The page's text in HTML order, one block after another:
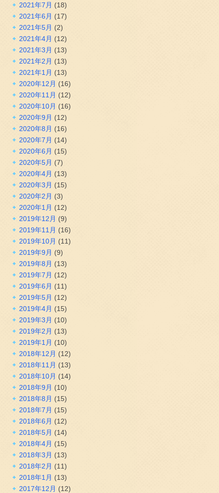
2021年7月 (18)
2021年6月 (17)
2021年5月 (2)
2021年4月 (12)
2021年3月 (13)
2021年2月 (13)
2021年1月 (13)
2020年12月 (16)
2020年11月 (12)
2020年10月 (16)
2020年9月 (12)
2020年8月 (16)
2020年7月 (14)
2020年6月 (15)
2020年5月 (7)
2020年4月 (13)
2020年3月 (15)
2020年2月 (3)
2020年1月 (12)
2019年12月 (9)
2019年11月 (16)
2019年10月 (11)
2019年9月 (9)
2019年8月 (13)
2019年7月 (12)
2019年6月 (11)
2019年5月 (12)
2019年4月 (15)
2019年3月 (10)
2019年2月 (13)
2019年1月 (10)
2018年12月 (12)
2018年11月 (13)
2018年10月 (14)
2018年9月 (10)
2018年8月 (15)
2018年7月 (15)
2018年6月 (12)
2018年5月 (14)
2018年4月 (15)
2018年3月 (13)
2018年2月 (11)
2018年1月 (13)
2017年12月 (12)